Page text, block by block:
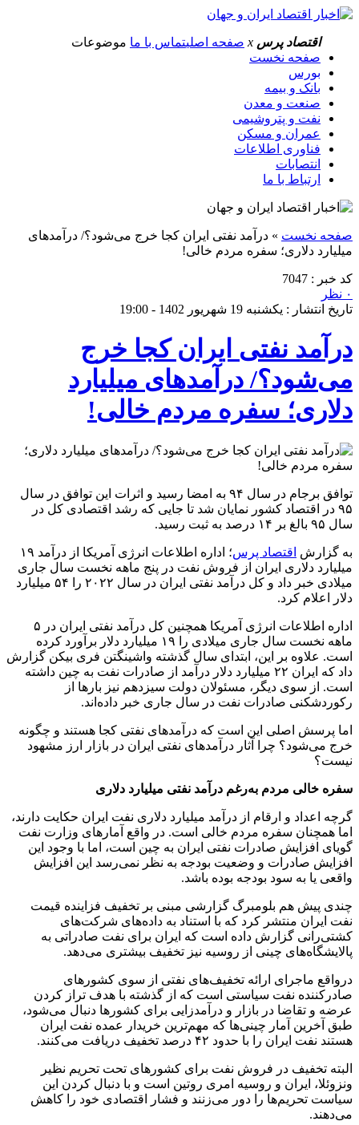
اقتصاد پرس x صفحه اصلیتماس با ما موضوعات
صفحه نخست
بورس
بانک و بیمه
صنعت و معدن
نفت و پتروشیمی
عمران و مسکن
فناوری اطلاعات
انتصابات
ارتباط با ما
صفحه نخست » درآمد نفتی ایران کجا خرج می‌شود؟/ درآمدهای
میلیارد دلاری؛ سفره مردم خالی!
کد خبر : 7047
۰ نظر
تاریخ انتشار : یکشنبه 19 شهریور 1402 - 19:00
درآمد نفتی ایران کجا خرج
می‌شود؟/ درآمدهای میلیارد
دلاری؛ سفره مردم خالی!
توافق برجام در سال ۹۴ به امضا رسید و اثرات این توافق در سال
۹۵ در اقتصاد کشور نمایان شد تا جایی که رشد اقتصادی کل در
سال ۹۵ بالغ بر ۱۴ درصد به ثبت رسید.
به گزارش اقتصاد پرس
؛ اداره اطلاعات انرژی آمریکا از درآمد ۱۹
میلیارد دلاری ایران از فروش نفت در پنج ماهه نخست سال جاری
میلادی خبر داد و کل درآمد نفتی ایران در سال ۲۰۲۲ را ۵۴ میلیارد
دلار اعلام کرد.
اداره اطلاعات انرژی آمریکا همچنین کل درآمد نفتی ایران در ۵
ماهه نخست سال جاری میلادی را ۱۹ میلیارد دلار برآورد کرده
است. علاوه بر این، ابتدای سال گذشته واشینگتن فری بیکن گزارش
داد که ایران ۲۲ میلیارد دلار درآمد از صادرات نفت به چین داشته
است. از سوی دیگر، مسئولان دولت سیزدهم نیز بارها از
رکوردشکنی صادرات نفت در سال جاری خبر داده‌اند.
اما پرسش اصلی این است که درآمد‌های نفتی کجا هستند و چگونه
خرج می‌شود؟ چرا آثار درآمد‌های نفتی ایران در بازار ارز مشهود
نیست؟
سفره خالی مردم به‌رغم درآمد نفتی میلیارد دلاری
گرچه اعداد و ارقام از درآمد میلیارد دلاری نفت ایران حکایت دارند،
اما همچنان سفره مردم خالی است. در واقع آمار‌های وزارت نفت
گویای افزایش صادرات نفتی ایران به چین است، اما با وجود این
افزایش صادرات و وضعیت بودجه به نظر نمی‌رسد این افزایش
واقعی یا به سود بودجه بوده باشد.
چندی پیش هم بلومبرگ گزارشی مبنی بر تخفیف فزاینده قیمت
نفت ایران منتشر کرد که با استناد به داده‌های شرکت‌های
کشتی‌رانی گزارش داده است که ایران برای نفت صادراتی به
پالایشگاه‌های چینی از روسیه نیز تخفیف بیشتری می‌دهد.
درواقع ماجرای ارائه تخفیف‌های نفتی از سوی کشور‌های
صادرکننده نفت سیاستی است که از گذشته با هدف تراز کردن
عرضه و تقاضا در بازار و درآمدزایی برای کشور‌ها دنبال می‌شود،
طبق آخرین آمار چینی‌ها که مهم‌ترین خریدار عمده نفت ایران
هستند نفت ایران را با حدود ۴۲ درصد تخفیف دریافت می‌کنند.
البته تخفیف در فروش نفت برای کشور‌های تحت تحریم نظیر
ونزوئلا، ایران و روسیه امری روتین است و با دنبال کردن این
سیاست تحریم‌ها را دور می‌زنند و فشار اقتصادی خود را کاهش
می‌دهند.